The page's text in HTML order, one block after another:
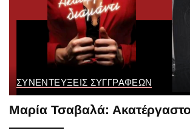
ΣΥΝΕΝΤΕΥΞΕΙΣ ΣΥΓΓΡΑΦΕΩΝ
Μαρία Τσαβαλά: Ακατέργαστο